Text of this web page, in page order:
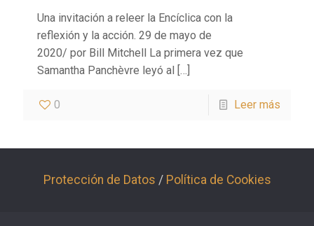
Una invitación a releer la Encíclica con la
reflexión y la acción. 29 de mayo de
2020/ por Bill Mitchell La primera vez que
Samantha Panchèvre leyó al […]
0 Leer más
Protección de Datos / Política de Cookies